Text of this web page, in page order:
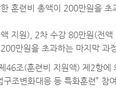
훈련비 총액이 200만원을 초
지원), 2차 수강 80만원(전
만원을 초과하는 마지막 과
46조(훈련비 지원액) 제2항에
조변화대응 등 특화훈련” 참